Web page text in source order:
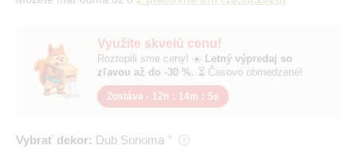
Využite skvelú cenu!
Roztopili sme ceny! ☀️ Letný výpredaj so
zľavou až do -30 %. ⏳ Časovo obmedzené!
Zostáva - 12h : 14m : 4s
Vybrať dekor: Dub Sonoma